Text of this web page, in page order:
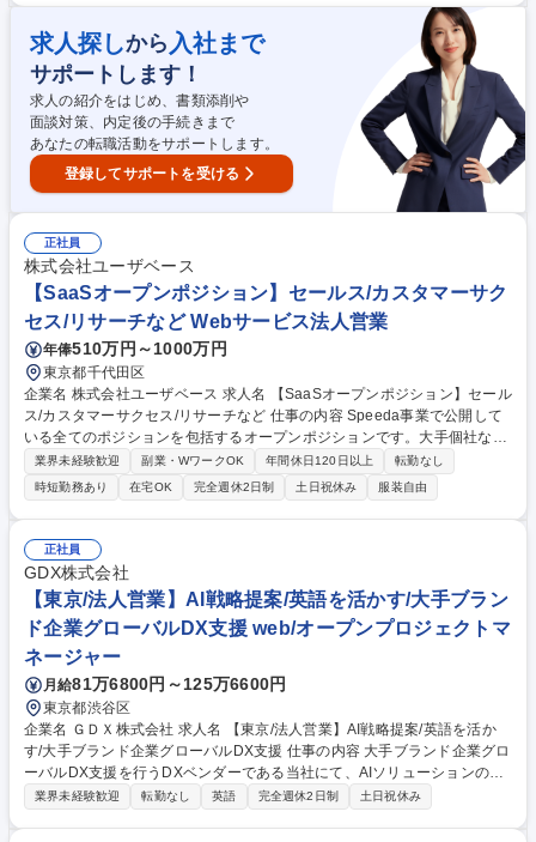
入提案を行います。営業推進担当が、2回目以降アポイント取得、見積作
成、契約書作成、CRM登録などの事務作業は基本的には全て担当してお
ります。■担当エリアの医療機関へ電話使用量、平均通話時間、人件費な
どのコストをヒアリングし投資対効果も併せてご提案・課題解決■ヒアリ
ングしたインサイトをプロダクトチームと連携し開発支援 募集職種 【全
国】ソリューション営業(AI電話/AE)◆フルリモート/直行直帰/医療業界特
化
求人探しから 入社まで
サポートします！
求人の紹介をはじめ、書類添削や
面談対策、内定後の手続きまで
あなたの転職活動をサポートします。
登録してサポートを受ける
正社員
株式会社ユーザベース
【SaaSオープンポジション】セールス/カスタマーサク
セス/リサーチなど Webサービス法人営業
年俸510万円～1000万円
東京都千代田区
企業名 株式会社ユーザベース 求人名 【SaaSオープンポジション】セール
ス/カスタマーサクセス/リサーチなど 仕事の内容 Speeda事業で公開して
いる全てのポジションを包括するオープンポジションです。大手個社など
の顧客規模や業界に応じて担当Domainを決定しており、今までのご経験
に応じて最適なポジションをアサインいたします。 ※以下Domain/職種か
らマッチする求人をご提案させて頂きます。 【Domain】大企業アカウン
ト統括本部・セールス統括本部・カスタマーサクセス本部・インサイドセ
ールス本部・Expert Research本部・SaaS Marketing本部【職種につい
て】・アカウントエグゼクティブ・事業開発・フィールドセールス・イン
サイドセールス・カスタマーサクセス・マーケティング・コンサルタン
ト・リサーチ 募集職種 【SaaSオープンポジション】セールス/カスタマー
サクセス/リサーチなど
業界未経験歓迎 副業・WワークOK 年間休日120日以上
転勤なし
時短勤務あり
在宅OK 完全週休2日制 土日祝休み 服装自由
正社員
GDX株式会社
【東京/法人営業】AI戦略提案/英語を活かす/大手ブラン
ド企業グローバルDX支援 web/オープンプロジェクトマ
ネージャー
月給81万6800円～125万6600円
東京都渋谷区
企業名 ＧＤＸ株式会社 求人名 【東京/法人営業】AI戦略提案/英語を活か
す/大手ブランド企業グローバルDX支援 仕事の内容 大手ブランド企業グロ
ーバルDX支援を行うDXベンダーである当社にて、AIソリューションの営
業をお任せします。 【業務詳細】■AIシステムソリューションの提案と販
業界未経験歓迎 転勤なし 英語 完全週休2日制 土日祝休み